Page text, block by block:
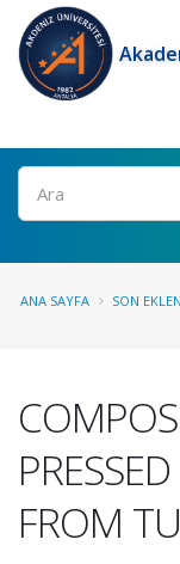
Ara
ANA SAYFA SON
FROM